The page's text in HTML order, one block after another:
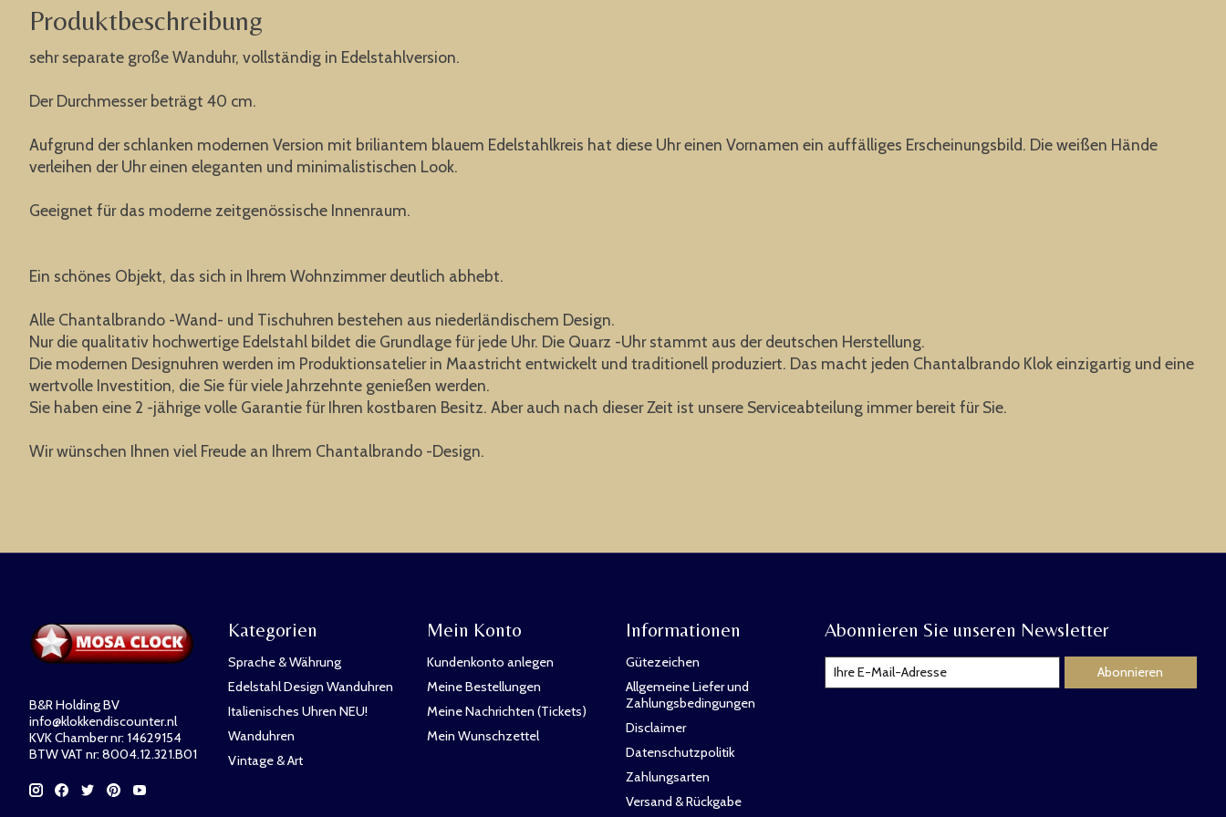
Produktbeschreibung
sehr separate große Wanduhr, vollständig in Edelstahlversion.
Der Durchmesser beträgt 40 cm.
Aufgrund der schlanken modernen Version mit briliantem blauem Edelstahlkreis hat diese Uhr einen Vornamen ein auffälliges Erscheinungsbild. Die weißen Hände
verleihen der Uhr einen eleganten und minimalistischen Look.
Geeignet für das moderne zeitgenössische Innenraum.
Ein schönes Objekt, das sich in Ihrem Wohnzimmer deutlich abhebt.
Alle Chantalbrando -Wand- und Tischuhren bestehen aus niederländischem Design.
Nur die qualitativ hochwertige Edelstahl bildet die Grundlage für jede Uhr. Die Quarz -Uhr stammt aus der deutschen Herstellung.
Die modernen Designuhren werden im Produktionsatelier in Maastricht entwickelt und traditionell produziert. Das macht jeden Chantalbrando Klok einzigartig und eine
wertvolle Investition, die Sie für viele Jahrzehnte genießen werden.
Sie haben eine 2 -jährige volle Garantie für Ihren kostbaren Besitz. Aber auch nach dieser Zeit ist unsere Serviceabteilung immer bereit für Sie.
Wir wünschen Ihnen viel Freude an Ihrem Chantalbrando -Design.
B&R Holding BV
info@klokkendiscounter.nl
KVK Chamber nr: 14629154
BTW VAT nr: 8004.12.321.B01
Kategorien
Sprache & Währung
Edelstahl Design Wanduhren
Italienisches Uhren NEU!
Wanduhren
Vintage & Art
Mein Konto
Kundenkonto anlegen
Meine Bestellungen
Meine Nachrichten (Tickets)
Mein Wunschzettel
Informationen
Gütezeichen
Allgemeine Liefer und
Zahlungsbedingungen
Disclaimer
Datenschutzpolitik
Zahlungsarten
Versand & Rückgabe
Abonnieren Sie unseren Newsletter
Abonnieren